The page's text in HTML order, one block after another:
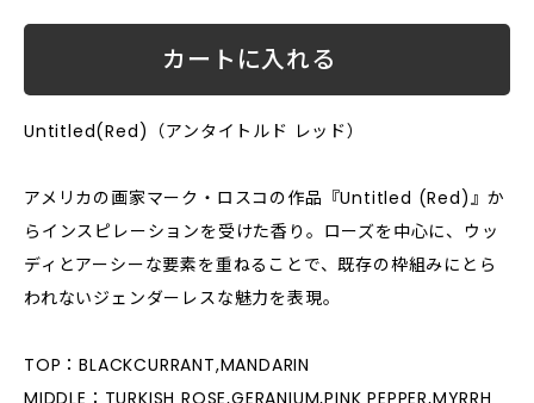
カートに入れる
Untitled(Red)（アンタイトルド レッド）
アメリカの画家マーク・ロスコの作品『Untitled (Red)』か
らインスピレーションを受けた香り。ローズを中心に、ウッ
ディとアーシーな要素を重ねることで、既存の枠組みにとら
われないジェンダーレスな魅力を表現。
TOP：BLACKCURRANT,MANDARIN
MIDDLE：TURKISH ROSE,GERANIUM,PINK PEPPER,MYRRH